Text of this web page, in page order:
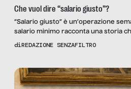
Che vuol dire “salario giusto”?
“Salario giusto” è un’operazione
salario minimo racconta una storia
problema non è il pavimento, è il
diREDAZIONE SENZAFILTRO